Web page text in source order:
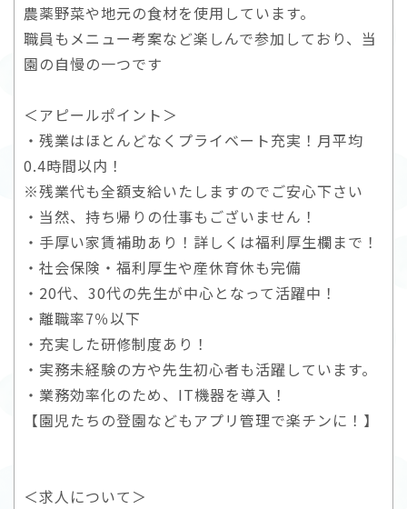
農薬野菜や地元の食材を使用しています。
職員もメニュー考案など楽しんで参加しており、当
園の自慢の一つです
＜アピールポイント＞
・残業はほとんどなくプライベート充実！月平均
0.4時間以内！
※残業代も全額支給いたしますのでご安心下さい
・当然、持ち帰りの仕事もございません！
・手厚い家賃補助あり！詳しくは福利厚生欄まで！
・社会保険・福利厚生や産休育休も完備
・20代、30代の先生が中心となって活躍中！
・離職率7％以下
・充実した研修制度あり！
・実務未経験の方や先生初心者も活躍しています。
・業務効率化のため、IT機器を導入！
【園児たちの登園などもアプリ管理で楽チンに！】
＜求人について＞